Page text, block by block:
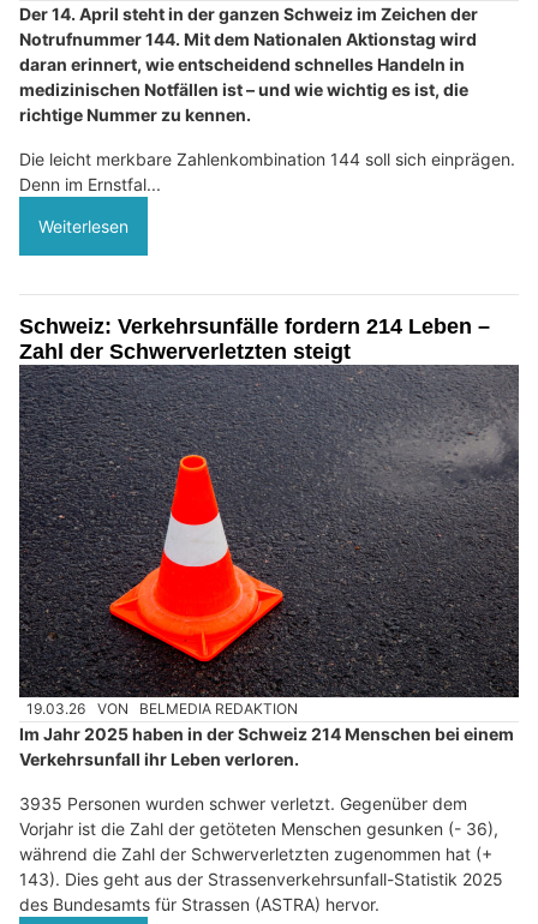
Der 14. April steht in der ganzen Schweiz im Zeichen der
Notrufnummer 144. Mit dem Nationalen Aktionstag wird
daran erinnert, wie entscheidend schnelles Handeln in
medizinischen Notfällen ist – und wie wichtig es ist, die
richtige Nummer zu kennen.
Die leicht merkbare Zahlenkombination 144 soll sich einprägen.
Denn im Ernstfal...
Weiterlesen
Schweiz: Verkehrsunfälle fordern 214 Leben –
Zahl der Schwerverletzten steigt
19.03.26 VON BELMEDIA REDAKTION
Im Jahr 2025 haben in der Schweiz 214 Menschen bei einem
Verkehrsunfall ihr Leben verloren.
3935 Personen wurden schwer verletzt. Gegenüber dem
Vorjahr ist die Zahl der getöteten Menschen gesunken (- 36),
während die Zahl der Schwerverletzten zugenommen hat (+
143). Dies geht aus der Strassenverkehrsunfall-Statistik 2025
des Bundesamts für Strassen (ASTRA) hervor.